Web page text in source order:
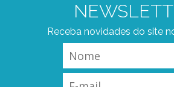
Receba novidades do site